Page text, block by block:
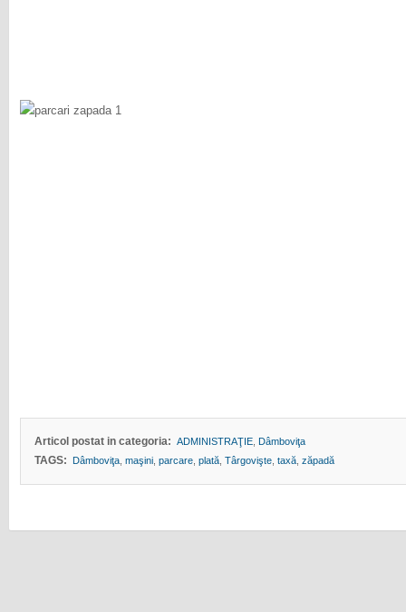
Articol postat in categoria: ADMINISTRAŢIE, Dâmboviţa
TAGS: Dâmboviţa, maşini, parcare, plată, Târgovişte, taxă, zăpadă